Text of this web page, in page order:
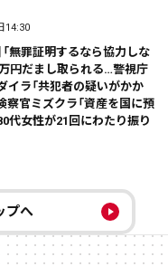
14:30
「無罪証明するなら協力しな
万円だまし取られる…警視庁
イラ「共犯者の疑いがかか
察官ミズクラ「資産を国に預
代女性が21回にわたり振り
プへ